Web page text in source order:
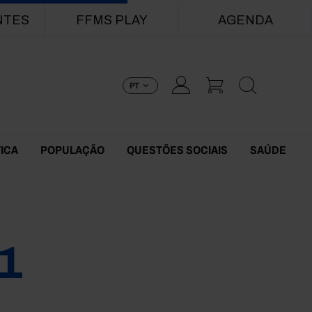
FFMS PLAY AGENDA
PT
POPULAÇÃO QUESTÕES SOCIAIS SAÚDE